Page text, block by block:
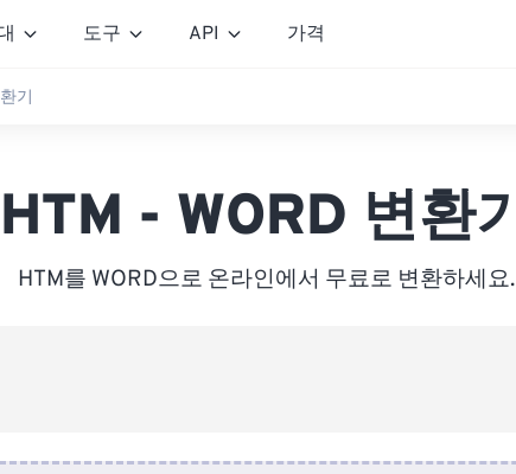
도구 API 가격
기
HTM - WORD 변환기
HTM를 WORD으로 온라인에서 무료로 변환하세요.